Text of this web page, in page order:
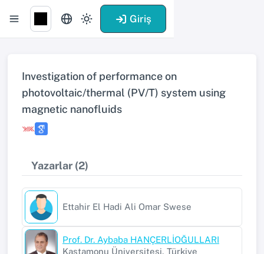
Giriş
Investigation of performance on
photovoltaic/thermal (PV/T) system using
magnetic nanofluids
Yazarlar (2)
Ettahir El Hadi Ali Omar Swese
Prof. Dr. Aybaba HANÇERLİOĞULLARI
Kastamonu Üniversitesi, Türkiye